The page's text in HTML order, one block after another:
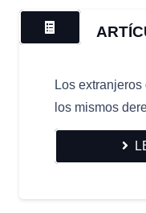
Los
los mismos